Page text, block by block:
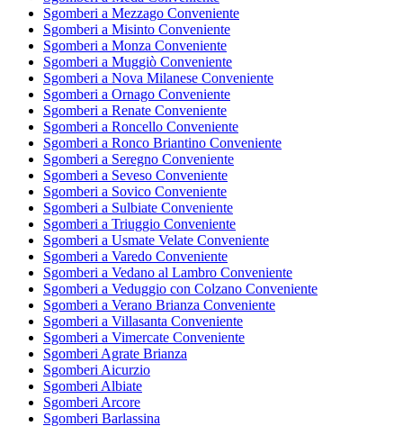
Sgomberi a Mezzago Conveniente
Sgomberi a Misinto Conveniente
Sgomberi a Monza Conveniente
Sgomberi a Muggiò Conveniente
Sgomberi a Nova Milanese Conveniente
Sgomberi a Ornago Conveniente
Sgomberi a Renate Conveniente
Sgomberi a Roncello Conveniente
Sgomberi a Ronco Briantino Conveniente
Sgomberi a Seregno Conveniente
Sgomberi a Seveso Conveniente
Sgomberi a Sovico Conveniente
Sgomberi a Sulbiate Conveniente
Sgomberi a Triuggio Conveniente
Sgomberi a Usmate Velate Conveniente
Sgomberi a Varedo Conveniente
Sgomberi a Vedano al Lambro Conveniente
Sgomberi a Veduggio con Colzano Conveniente
Sgomberi a Verano Brianza Conveniente
Sgomberi a Villasanta Conveniente
Sgomberi a Vimercate Conveniente
Sgomberi Agrate Brianza
Sgomberi Aicurzio
Sgomberi Albiate
Sgomberi Arcore
Sgomberi Barlassina